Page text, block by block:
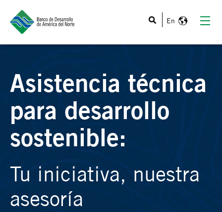
Asistencia técnica
para desarrollo
sostenible:
Tu iniciativa, nuestra
asesoría